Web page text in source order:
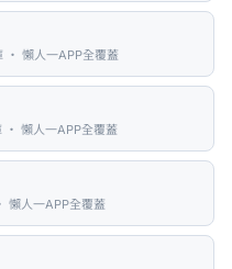
・ 懶人一APP全覆蓋
・ 懶人一APP全覆蓋
懶人一APP全覆蓋